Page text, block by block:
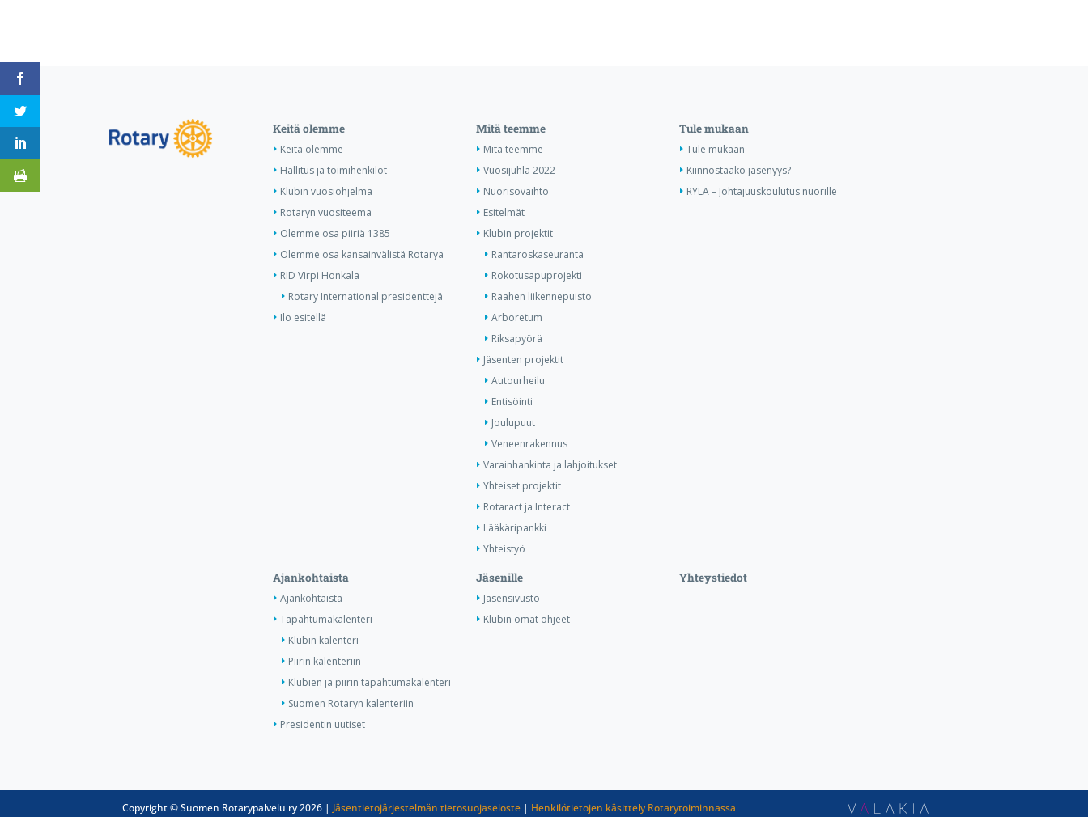
Keitä olemme
Keitä olemme
Hallitus ja toimihenkilöt
Klubin vuosiohjelma
Rotaryn vuositeema
Olemme osa piiriä 1385
Olemme osa kansainvälistä Rotarya
RID Virpi Honkala
Rotary International presidenttejä
Ilo esitellä
Mitä teemme
Mitä teemme
Vuosijuhla 2022
Nuorisovaihto
Esitelmät
Klubin projektit
Rantaroskaseuranta
Rokotusapuprojekti
Raahen liikennepuisto
Arboretum
Riksapyörä
Jäsenten projektit
Autourheilu
Entisöinti
Joulupuut
Veneenrakennus
Varainhankinta ja lahjoitukset
Yhteiset projektit
Rotaract ja Interact
Lääkäripankki
Yhteistyö
Tule mukaan
Tule mukaan
Kiinnostaako jäsenyys?
RYLA – Johtajuuskoulutus nuorille
Ajankohtaista
Ajankohtaista
Tapahtumakalenteri
Klubin kalenteri
Piirin kalenteriin
Klubien ja piirin tapahtumakalenteri
Suomen Rotaryn kalenteriin
Presidentin uutiset
Jäsenille
Jäsensivusto
Klubin omat ohjeet
Yhteystiedot
Copyright © Suomen Rotarypalvelu ry 2026 | Jäsentietojärjestelmän tietosuojaseloste | Henkilötietojen käsittely Rotarytoiminnassa